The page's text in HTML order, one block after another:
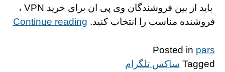
باید از بین فروشندگان وی پی ان برای خرید VPN ،
فروشنده مناسب را انتخاب کنید. Continue reading
Posted in pars
Tagged ساکس تلگرام